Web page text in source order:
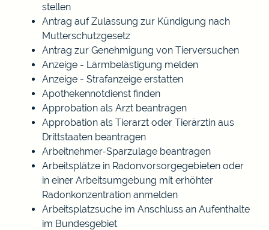
stellen
Antrag auf Zulassung zur Kündigung nach
Mutterschutzgesetz
Antrag zur Genehmigung von Tierversuchen
Anzeige - Lärmbelästigung melden
Anzeige - Strafanzeige erstatten
Apothekennotdienst finden
Approbation als Arzt beantragen
Approbation als Tierarzt oder Tierärztin aus
Drittstaaten beantragen
Arbeitnehmer-Sparzulage beantragen
Arbeitsplätze in Radonvorsorgegebieten oder
in einer Arbeitsumgebung mit erhöhter
Radonkonzentration anmelden
Arbeitsplatzsuche im Anschluss an Aufenthalte
im Bundesgebiet